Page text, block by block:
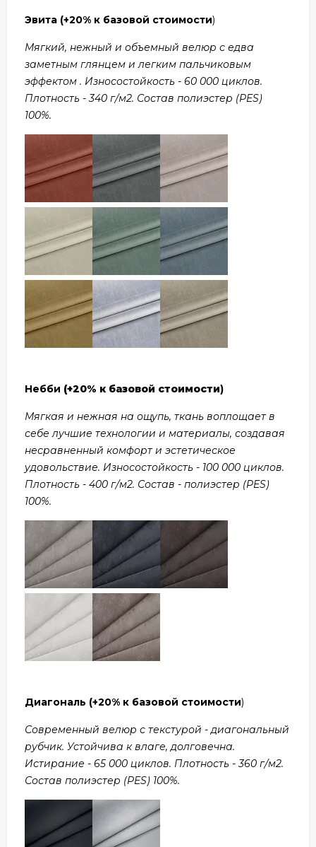
Эвита (+20% к базовой стоимости)
Мягкий, нежный и объемный велюр с едва
заметным глянцем и легким пальчиковым
эффектом . Износостойкость - 60 000 циклов.
Плотность - 340 г/м2. Состав полиэстер (PES)
100%.
Небби (+20% к базовой стоимости)
Мягкая и нежная на ощупь, ткань воплощает в
себе лучшие технологии и материалы, создавая
несравненный комфорт и эстетическое
удовольствие. Износостойкость - 100 000 циклов.
Плотность - 400 г/м2. Состав - полиэстер (PES)
100%.
Диагональ (+20% к базовой стоимости)
Современный велюр с текстурой - диагональный
рубчик. Устойчива к влаге, долговечна.
Истирание - 65 000 циклов. Плотность - 360 г/м2.
Состав полиэстер (PES) 100%.